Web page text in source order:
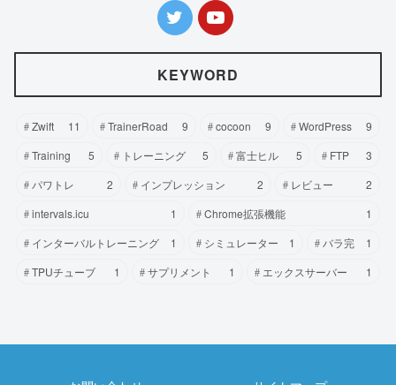
KEYWORD
Zwift 11 TrainerRoad 9 cocoon 9 WordPress
9
Training
5 トレーニング 5 富士ヒル 5 FTP
3
パワトレ
2 インプレッション 2 レビュー
2
intervals.icu
1 Chrome拡張機能
1
インターバルトレーニング
1 シミュレーター 1 バラ完
1
TPUチューブ
1 サプリメント 1 エックスサーバー 1